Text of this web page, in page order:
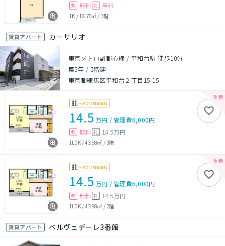
敷 無料 礼 無料
1K /18.76㎡ / 3階
賃貸アパート カーサリオ
東京メトロ副都心線 / 平和台駅 徒歩10分
築5年 / 3階建
東京都練馬区平和台２丁目15-15
14.5 万円 /管理費6,000円
敷 無料 礼 14.5万円
1LDK/43.98㎡ /3階
14.5 万円 /管理費6,000円
敷 無料 礼 14.5万円
1LDK/43.98㎡ /2階
賃貸アパート ベルヴェデーレ3番館